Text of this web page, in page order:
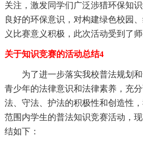
关注，激发同学们广泛涉猎环保知
良好的环保意识，对构建绿色校园
义比赛意义积极，此次活动受到了师
关于知识竞赛的活动总结4
为了进一步落实我校普法规划
青少年的法律意识和法律素养，充
法、守法、护法的积极性和创造性
范围内学生的普法知识竞赛活动，
结如下：